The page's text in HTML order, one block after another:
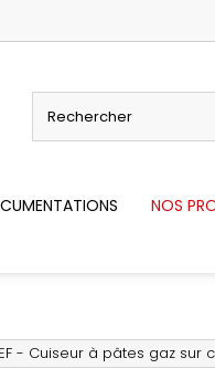
NOS
- Cuiseur à pâtes gaz